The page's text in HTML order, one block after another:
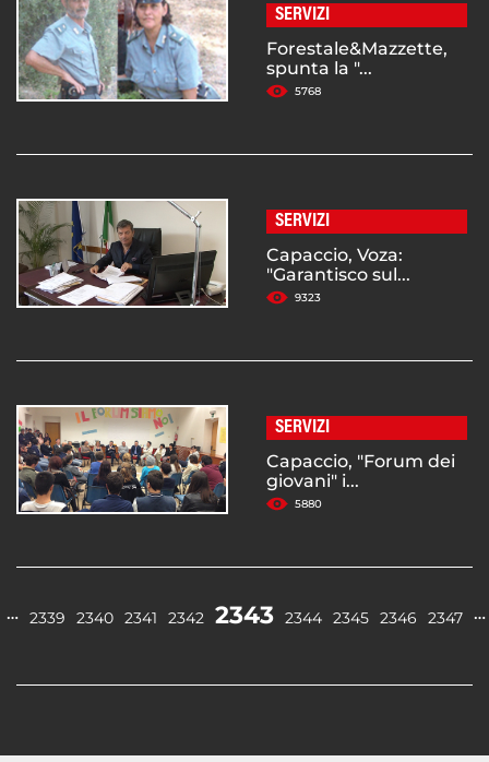
SERVIZI
Forestale&Mazzette,
spunta la "...
5768
SERVIZI
Capaccio, Voza:
"Garantisco sul...
9323
SERVIZI
Capaccio, "Forum dei
giovani" i...
5880
… 2339 2340 2341 2342 2343 2344 2345 2346 2347 …